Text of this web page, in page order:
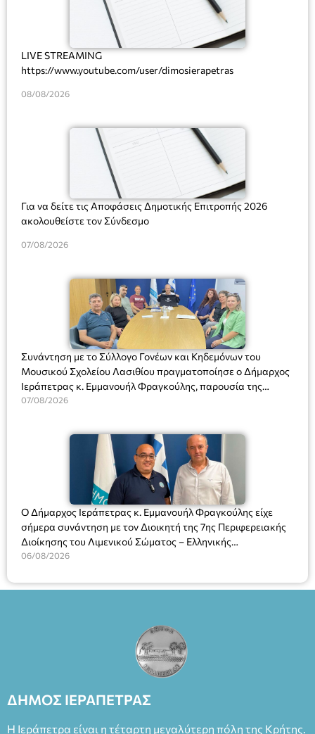
LIVE STREAMING
https://www.youtube.com/user/dimosierapetras
08/08/2026
Για να δείτε τις Αποφάσεις Δημοτικής Επιτροπής 2026
ακολουθείστε τον Σύνδεσμο
07/08/2026
Συνάντηση με το Σύλλογο Γονέων και Κηδεμόνων του
Μουσικού Σχολείου Λασιθίου πραγματοποίησε ο Δήμαρχος
Ιεράπετρας κ. Εμμανουήλ Φραγκούλης, παρουσία της
Διευθύντριας του σχολείου κας Μαριάννας Χαΐτα.
07/08/2026
Ο Δήμαρχος Ιεράπετρας κ. Εμμανουήλ Φραγκούλης είχε
σήμερα συνάντηση με τον Διοικητή της 7ης Περιφερειακής
Διοίκησης του Λιμενικού Σώματος – Ελληνικής
Ακτοφυλακής (Λ.Σ.-ΕΛ.ΑΚΤ.), Αρχιπλοίαρχο Λ.Σ. κ. Ιωάννη
06/08/2026
ΔΗΜΟΣ ΙΕΡΑΠΕΤΡΑΣ
Η Ιεράπετρα είναι η τέταρτη μεγαλύτερη πόλη της Κρήτης.